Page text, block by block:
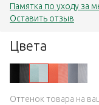
Цвета
Оттенок товара на
Памятка по уходу за
Оставить отзыв